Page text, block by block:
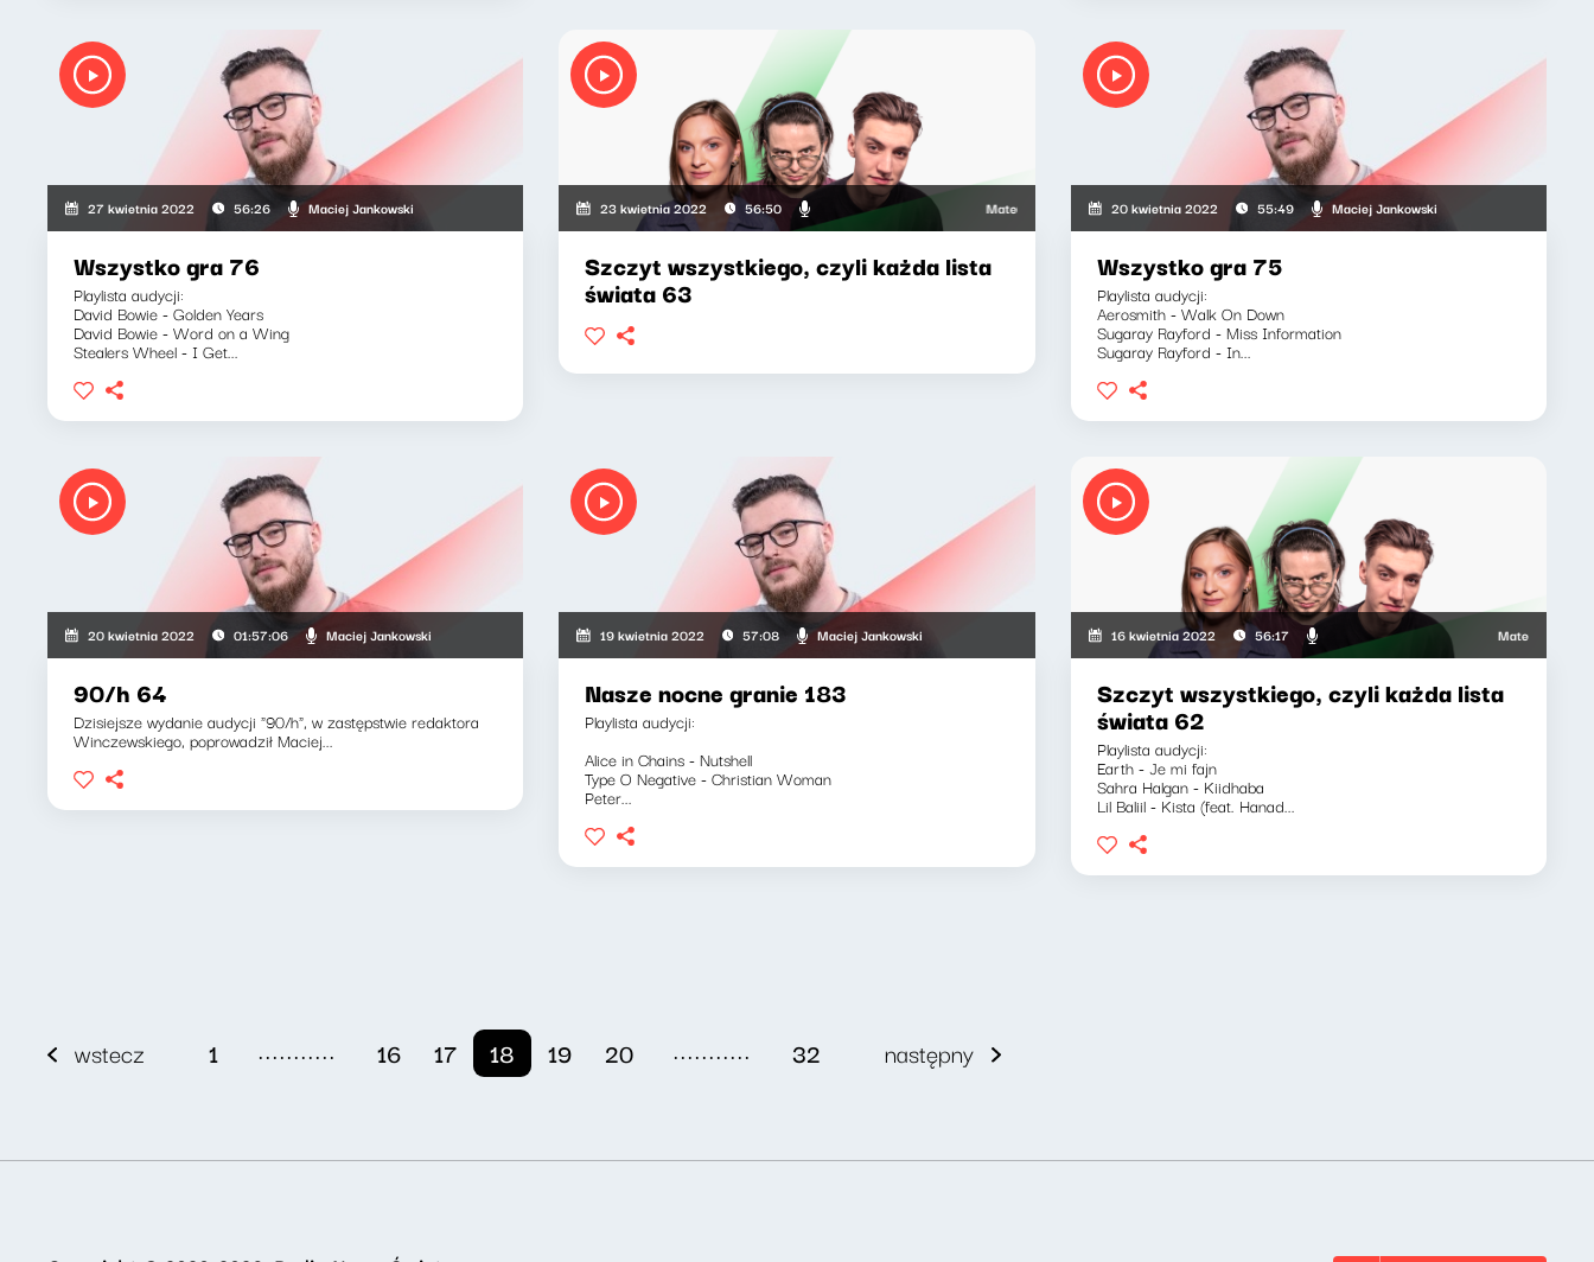
27 kwietnia 2022 56:26 Maciej Jankowski
Wszystko gra 76
Playlista audycji:
David Bowie - Golden Years
David Bowie - Word on a Wing
Stealers Wheel - I Get...
23 kwietnia 2022 56:50 Mateusz Andruszkiewicz, Marcin Mann, Maciej Jankowski
Szczyt wszystkiego, czyli każda lista
świata 63
20 kwietnia 2022 55:49 Maciej Jankowski
Wszystko gra 75
Playlista audycji:
Aerosmith - Walk On Down
Sugaray Rayford - Miss Information
Sugaray Rayford - In...
20 kwietnia 2022 01:57:06 Maciej Jankowski
90/h 64
Dzisiejsze wydanie audycji "90/h", w zastępstwie redaktora
Winczewskiego, poprowadził Maciej...
19 kwietnia 2022 57:08 Maciej Jankowski
Nasze nocne granie 183
Playlista audycji:
Alice in Chains - Nutshell
Type O Negative - Christian Woman
Peter...
16 kwietnia 2022 56:17 Mateusz
Szczyt wszystkiego, czyli każda lista
świata 62
Playlista audycji:
Earth - Je mi fajn
Sahra Halgan - Kiidhaba
Lil Baliil - Kista (feat. Hanad...
wstecz 1 ........... 16 17 18 19 20 ........... 32 następny